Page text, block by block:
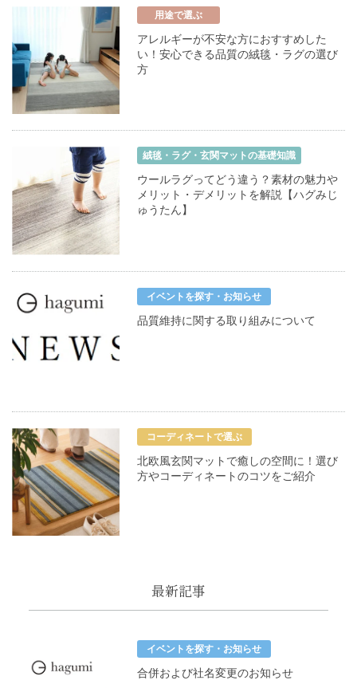
用途で選ぶ
アレルギーが不安な方におすすめした
い！安心できる品質の絨毯・ラグの選び
方
絨毯・ラグ・玄関マットの基礎知識
ウールラグってどう違う？素材の魅力や
メリット・デメリットを解説【ハグみじ
ゅうたん】
イベントを探す・お知らせ
品質維持に関する取り組みについて
コーディネートで選ぶ
北欧風玄関マットで癒しの空間に！選び
方やコーディネートのコツをご紹介
最新記事
イベントを探す・お知らせ
合併および社名変更のお知らせ